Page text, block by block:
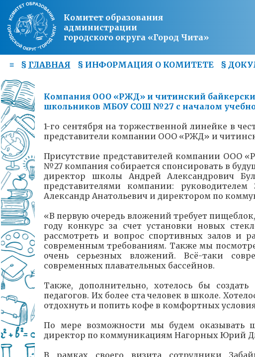
Комитет образования
администрации
городского округа «Город Чита»
≡ § ГЛАВНАЯ § ИНФОРМАЦИЯ О КОМИТЕТЕ §
Компания ООО «РЖД» и читинский
школьников МБОУ СОШ №27 с началом
1-го сентября на торжественной линейке в
представители компании ООО «РЖД» и
Присутствие представителей компании ООО
№27 компания собирается спонсировать в
директор школы Андрей Александрович
представителями компании:
Александр Анатольевич и директором по
«В первую очередь вложений требует
году конкурс за счет установки новых
рассмотреть и вопрос спортивных залов и
современным требованиям. Также мы
очень серьезных вложений. Всё-таки
современных плавательных бассейнов.
Также, дополнительно, хотелось бы
педагогов. Их более ста человек в школе.
отдохнуть и попить кофе в комфортных
По мере возможности мы будем оказывать
директор по коммуникациям Нагорных Юрий
В рамках своего визита сотрудники